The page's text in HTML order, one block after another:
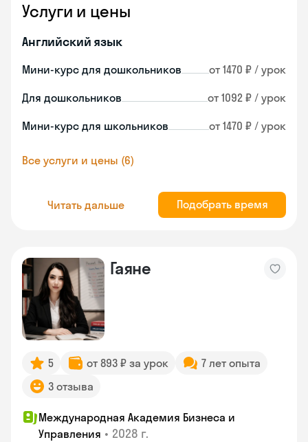
Услуги и цены
Английский язык
Мини-курс для дошкольников от 1470 ₽ / урок
Для дошкольников от 1092 ₽ / урок
Мини-курс для школьников от 1470 ₽ / урок
Все услуги и цены (6)
Читать дальше Подобрать время
Гаяне
5 от 893 ₽ за урок
7 лет опыта
3 отзыва
Международная Академия Бизнеса и
Управления • 2028 г.